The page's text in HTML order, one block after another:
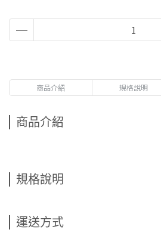
商品介紹 規格說明
商品介紹
規格說明
運送方式